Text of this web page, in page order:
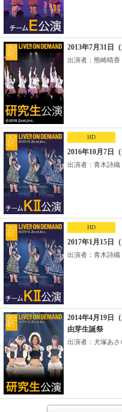
2013年7月31日
出演者：熊崎晴香
HD
2016年10月7日
出演者：青木詩織
HD
2017年1月15日
出演者：青木詩織
2014年4月19日
由芽生誕祭
出演者：犬塚あさ